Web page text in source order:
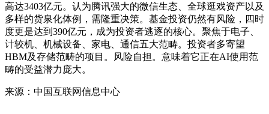
高达3403亿元。认为腾讯强大的微信生态、全球逛戏资产以及
多样的货泉化体例，需隆重决策。基金投资仍然有风险，四时
度更是达到390亿元，成为投资者逃逐的核心。聚焦于电子、
计较机、机械设备、家电、通信五大范畴。投资者多寄望
HBM及存储范畴的项目。风险自担。意味着它正在AI使用范
畴的受益潜力庞大。
来源：中国互联网信息中心